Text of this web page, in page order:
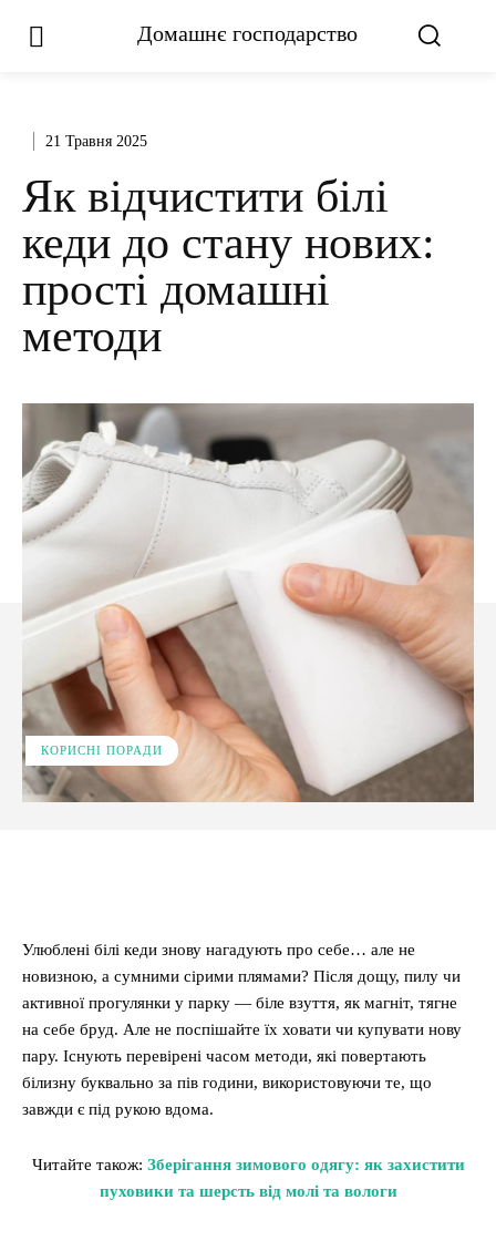
Домашнє господарство
21 Травня 2025
Як відчистити білі
кеди до стану нових:
прості домашні
методи
КОРИСНІ ПОРАДИ
Улюблені білі кеди знову нагадують про себе… але не
новизною, а сумними сірими плямами? Після дощу, пилу чи
активної прогулянки у парку — біле взуття, як магніт, тягне
на себе бруд. Але не поспішайте їх ховати чи купувати нову
пару. Існують перевірені часом методи, які повертають
білизну буквально за пів години, використовуючи те, що
завжди є під рукою вдома.
Читайте також: Зберігання зимового одягу: як захистити
пуховики та шерсть від молі та вологи